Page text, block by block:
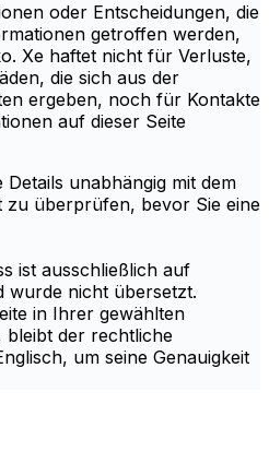
oder Entscheidungen, die
getroffen werden,
Xe haftet nicht für Verluste,
die sich aus der
ergeben, noch für Kontakte
auf dieser Seite
unabhängig mit dem
zu überprüfen, bevor Sie eine
ist ausschließlich auf
wurde nicht übersetzt.
in Ihrer gewählten
bleibt der rechtliche
um seine Genauigkeit